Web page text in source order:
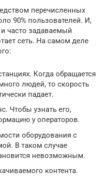
перечисленных
90% пользователей. И,
часто задаваемый
сеть. На самом деле
Когда обращается
людей, то скорость
падает.
Чтобы узнать его,
у операторов.
оборудования с
В таком случае
невозможным.
контента.